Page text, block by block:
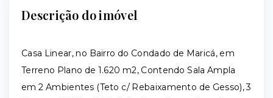
Descrição do imóvel
Casa Linear, no Bairro do Condado de Maricá, em
Terreno Plano de 1.620 m2, Contendo Sala Ampla
em 2 Ambientes (Teto c/ Rebaixamento de Gesso), 3